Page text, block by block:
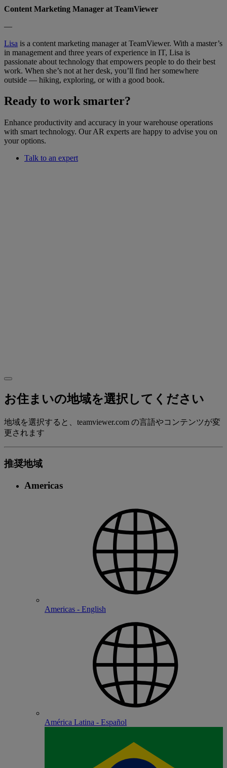
Content Marketing Manager at TeamViewer
—
Lisa is a content marketing manager at TeamViewer. With a master’s
in management and three years of experience in IT, Lisa is
passionate about technology that empowers people to do their best
work. When she’s not at her desk, you’ll find her somewhere
outside — hiking, exploring, or with a good book.
Ready to work smarter?
Enhance productivity and accuracy in your warehouse operations
with smart technology. Our AR experts are happy to advise you on
your options.
Talk to an expert
お住まいの地域を選択してください
地域を選択すると、teamviewer.com の言語やコンテンツが変
更されます
推奨地域
Americas
Americas - English
América Latina - Español